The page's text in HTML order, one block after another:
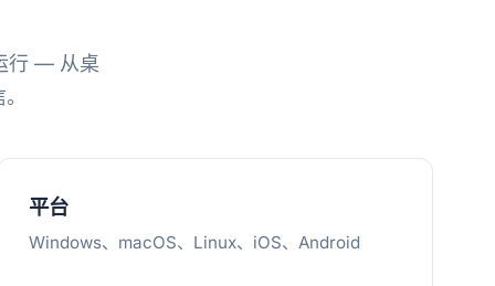
行 — 从桌
平台
Windows、macOS、Linux、iOS、Android